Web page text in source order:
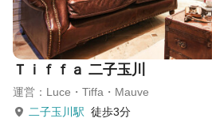
Ｔｉｆｆａ 二子玉川
運営：Luce・Tiffa・Mauve
二子玉川駅 徒歩3分